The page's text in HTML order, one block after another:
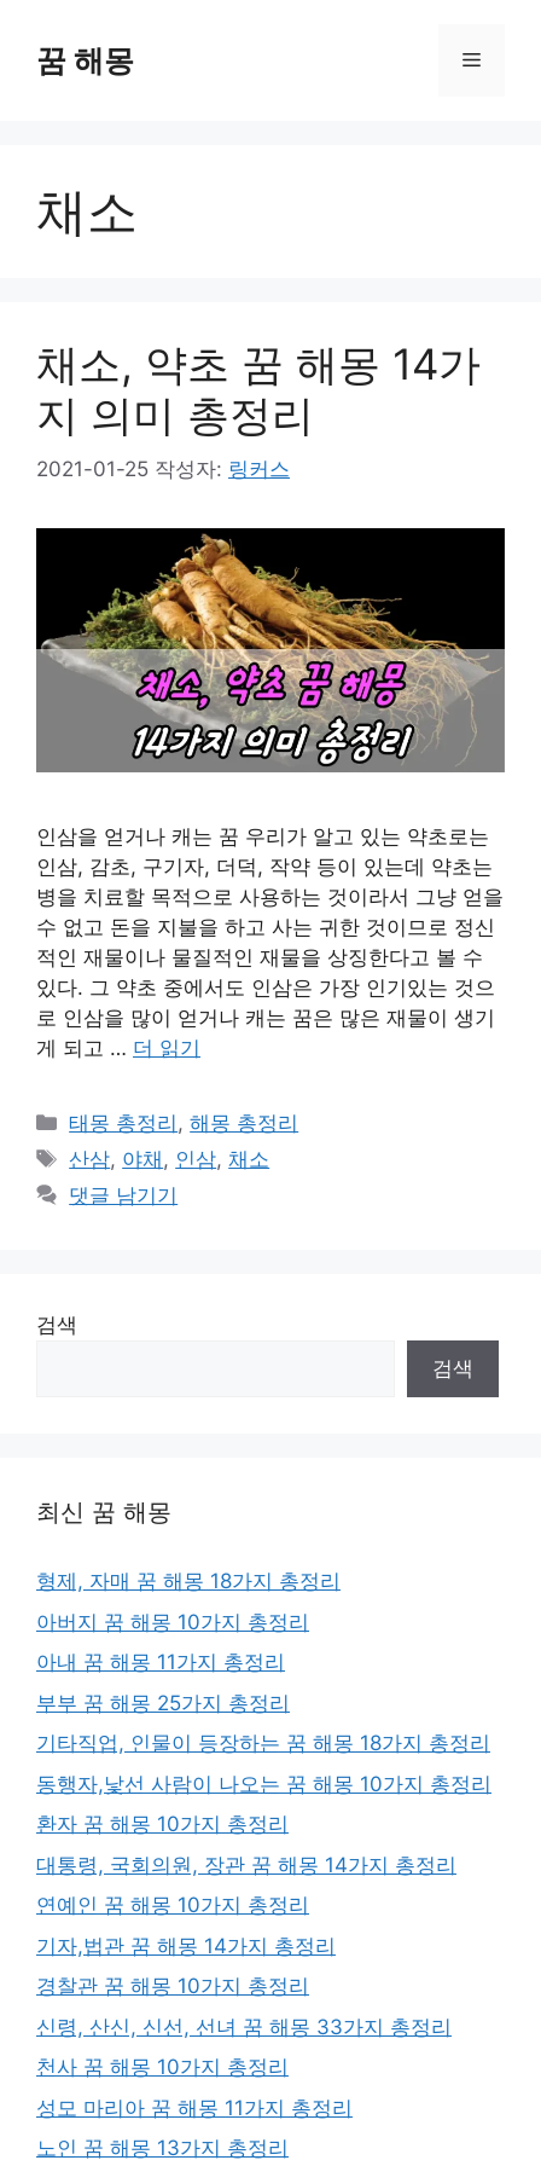
꿈 해몽 메
채소
채소, 약초 꿈 해몽 14가
지 의미 총정리
2021-01-25 작성자: 링커스
인삼을 얻거나 캐는 꿈 우리가 알고 있는 약초로는
인삼, 감초, 구기자, 더덕, 작약 등이 있는데 약초는
병을 치료할 목적으로 사용하는 것이라서 그냥 얻을
수 없고 돈을 지불을 하고 사는 귀한 것이므로 정신
적인 재물이나 물질적인 재물을 상징한다고 볼 수
있다. 그 약초 중에서도 인삼은 가장 인기있는 것으
로 인삼을 많이 얻거나 캐는 꿈은 많은 재물이 생기
게 되고 … 더 읽기
카
테
리
태몽 총정리 ,해몽 총정리
태
그
산삼, 야채 , 인삼,채소
댓글 남기기
검색
검색
최신 꿈 해몽
형제, 자매 꿈 해몽 18가지 총정리
아버지 꿈 해몽 10가지 총정리
아내 꿈 해몽 11가지 총정리
부부 꿈 해몽 25가지 총정리
기타직업, 인물이 등장하는 꿈 해몽 18가지 총정리
동행자,낯선 사람이 나오는 꿈 해몽 10가지 총정리
환자 꿈 해몽 10가지 총정리
대통령, 국회의원, 장관 꿈 해몽 14가지 총정리
연예인 꿈 해몽 10가지 총정리
기자,법관 꿈 해몽 14가지 총정리
경찰관 꿈 해몽 10가지 총정리
신령, 산신, 신선, 선녀 꿈 해몽 33가지 총정리
천사 꿈 해몽 10가지 총정리
성모 마리아 꿈 해몽 11가지 총정리
노인 꿈 해몽 13가지 총정리